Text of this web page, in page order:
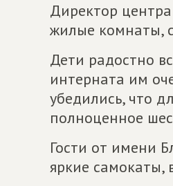
Директор
жилые комнаты,
Дети радостно
интерната им
убедились, что
полноценное
Гости от имени
яркие самокаты,